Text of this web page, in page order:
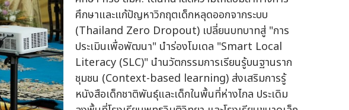
ศึกษาและแก้ปัญหาวิกฤตเด็กหลุดออกจากระบบ
(Thailand Zero Dropout) เปลี่ยนบทบาทสู่ "การ
ประเมินเพื่อพัฒนา" นำร่องโมเดล "Smart Local
Literacy (SLC)" นำนวัตกรรมการเรียนรู้บนฐานราก
ชุมชน (Context-based learning) ส่งเสริมการรู้
หนังสือเด็กชาติพันธุ์และเด็กในพื้นที่ห่างไกล ประเดิม